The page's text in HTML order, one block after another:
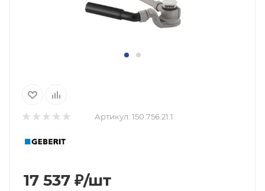
Артикул: 150.756.21.1
17 537 ₽/шт